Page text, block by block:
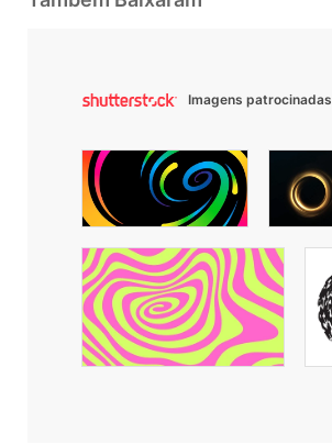
Imagens patrocinadas